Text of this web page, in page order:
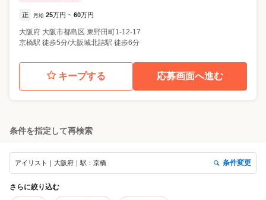
正 月給 25万円 ~ 60万円
大阪府 大阪市都島区 東野田町1-12-17
京橋駅 徒歩5分/大阪城北詰駅 徒歩6分
キープする 応募画面へ進む
条件を指定して再検索
アイリスト｜大阪府｜駅：京橋 条件変更
さらに絞り込む